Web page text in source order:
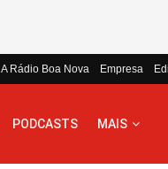
A Rádio Boa Nova Empresa
PODCASTS MAIS